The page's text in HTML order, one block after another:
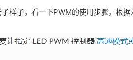
子样子，看一下PWM的使用步骤，根据